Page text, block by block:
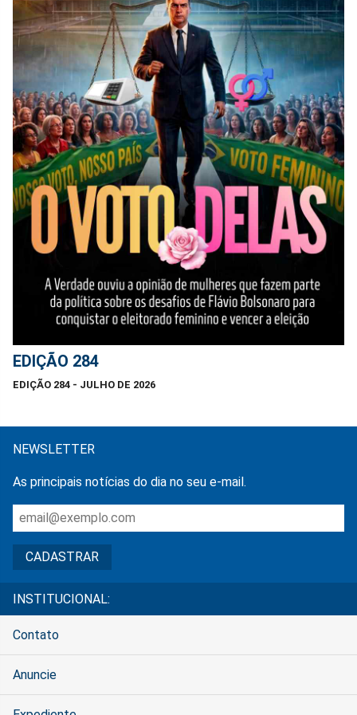
EDIÇÃO 284
EDIÇÃO 284 - JULHO DE 2026
NEWSLETTER
As principais notícias do dia no seu e-mail.
INSTITUCIONAL:
Contato
Anuncie